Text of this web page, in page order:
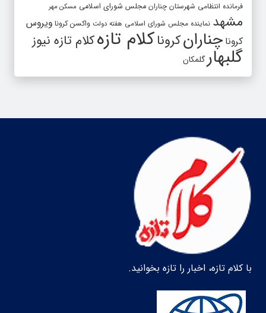
فرمانده انتظامی شهرستان چناران مجلس شورای اسلامی مسکن مهر
مشهد نماینده مجلس شورای اسلامی هفته دولت واکسن کرونا ویروس
کرونا چنارانکروناکلام تازهکلام تازه نیوز
گلبهارگلمکان
با کلام تازه، اخبار را تازه بخوانید.